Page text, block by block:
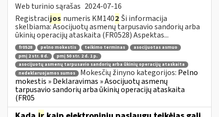
Web turinio sąrašas 2024-07-16
Registracijos numeris KM1402 Ši informacija
skelbiama: Asocijuotų asmenų tarpusavio sandorių arba
ūkinių operacijų ataskaita (FR0528) Aspektas...
fr0528 pelno mokestis teikimo terminas
asocijuotas asmuo
pmį 2 str. 8 d.
pmį 50 str. 2 d. 1 p.
asocijuotų asmenų tarpusavio sandorių arba ūkinių operacijų ataskaita
nedeklaruojamos sumos
Mokesčių žinyno kategorijos: Pelno
mokestis » Deklaravimas » Asocijuotų asmenų
tarpusavio sandorių arba ūkinių operacijų ataskaita
(FR05